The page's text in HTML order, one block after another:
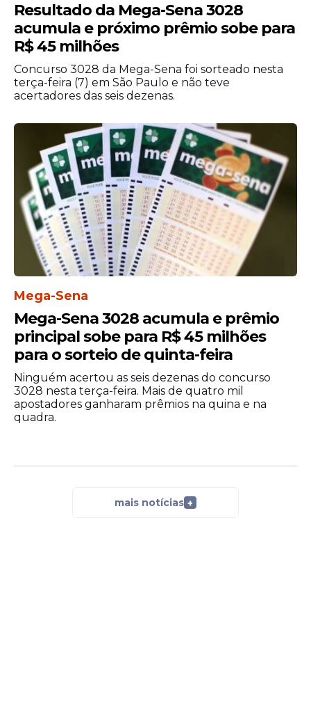
Resultado da Mega-Sena 3028
acumula e próximo prêmio sobe para
R$ 45 milhões
Concurso 3028 da Mega-Sena foi sorteado nesta
terça-feira (7) em São Paulo e não teve
acertadores das seis dezenas.
Mega-Sena
Mega-Sena 3028 acumula e prêmio
principal sobe para R$ 45 milhões
para o sorteio de quinta-feira
Ninguém acertou as seis dezenas do concurso
3028 nesta terça-feira. Mais de quatro mil
apostadores ganharam prêmios na quina e na
quadra.
mais notícias +